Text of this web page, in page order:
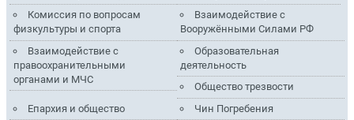
Комиссия по вопросам
физкультуры и спорта
Взаимодействие с
Вооружёнными Силами РФ
Взаимодействие с
правоохранительными
органами и МЧС
Образовательная
деятельность
Общество трезвости
Епархия и общество
Чин Погребения